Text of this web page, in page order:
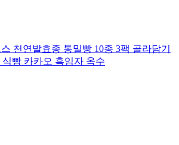
천연발효종 통밀빵 10종 3팩 골라담기
빵 카카오 흑임자 옥수